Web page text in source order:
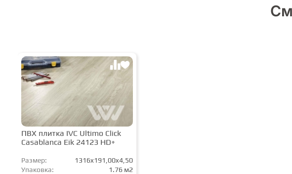
ПВХ плитка IVC Ultimo Сlick
Casablanca Eik 24123 HD+
Размер:
1316x191,00x4,50
Упаковка:
1.76 м2